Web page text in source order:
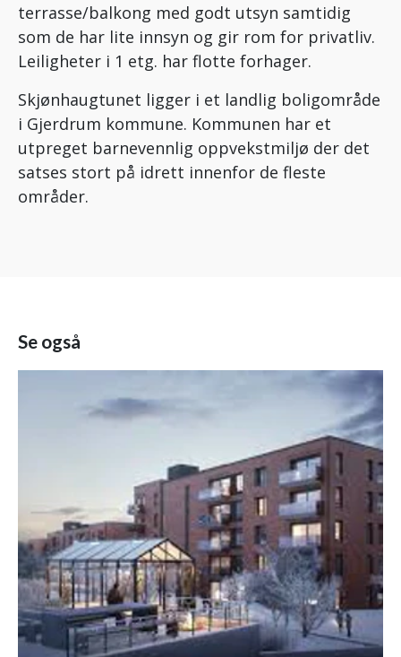
terrasse/balkong med godt utsyn samtidig
som de har lite innsyn og gir rom for privatliv.
Leiligheter i 1 etg. har flotte forhager.
Skjønhaugtunet ligger i et landlig boligområde
i Gjerdrum kommune. Kommunen har et
utpreget barnevennlig oppvekstmiljø der det
satses stort på idrett innenfor de fleste
områder.
Se også